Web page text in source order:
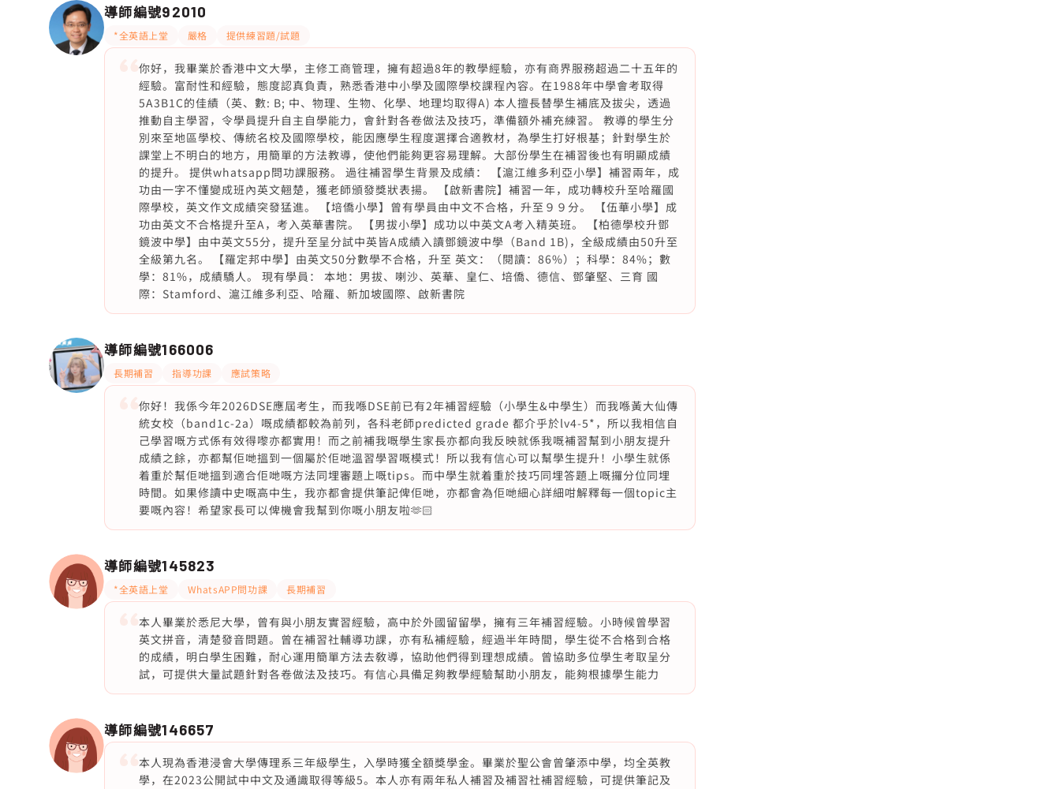
導師編號92010
*全英語上堂 嚴格 提供練習題/試題
你好，我畢業於香港中文大學，主修工商管理，擁有超過8年的教學經驗，亦有商界服務超過二十五年的
經驗。富耐性和經驗，態度認真負責，熟悉香港中小學及國際學校課程內容。在1988年中學會考取得
5A3B1C的佳績（英、數: B; 中、物理、生物、化學、地理均取得A) 本人擅長替學生補底及拔尖，透過
推動自主學習，令學員提升自主自學能力，會針對各卷做法及技巧，準備額外補充練習。 教導的學生分
別來至地區學校、傳統名校及國際學校，能因應學生程度選擇合適教材，為學生打好根基；針對學生於
課堂上不明白的地方，用簡單的方法教導，使他們能夠更容易理解。大部份學生在補習後也有明顯成績
的提升。 提供whatsapp問功課服務。 過往補習學生背景及成績： 【滬江維多利亞小學】補習兩年，成
功由一字不懂變成班內英文翹楚，獲老師頒發獎狀表揚。 【啟新書院】補習一年，成功轉校升至哈羅國
際學校，英文作文成績突發猛進。 【培僑小學】曾有學員由中文不合格，升至９９分。 【伍華小學】成
功由英文不合格提升至A，考入英華書院。 【男拔小學】成功以中英文A考入精英班。 【柏德學校升鄧
鏡波中學】由中英文55分，提升至呈分試中英皆A成績入讀鄧鏡波中學（Band 1B)，全級成績由50升至
全級第九名。 【羅定邦中學】由英文50分數學不合格，升至 英文：（閱讀：86%）；科學：84%；數
學：81%，成績驕人。 現有學員： 本地：男拔、喇沙、英華、皇仁、培僑、德信、鄧肇堅、三育 國
際：Stamford、滬江維多利亞、哈羅、新加坡國際、啟新書院
導師編號166006
長期補習 指導功課 應試策略
你好！我係今年2026DSE應屆考生，而我喺DSE前已有2年補習經驗（小學生&中學生）而我喺黃大仙傳
統女校（band1c-2a）嘅成績都較為前列，各科老師predicted grade 都介乎於lv4-5*，所以我相信自
己學習嘅方式係有效得嚟亦都實用！而之前補我嘅學生家長亦都向我反映就係我嘅補習幫到小朋友提升
成績之餘，亦都幫佢哋搵到一個屬於佢哋溫習學習嘅模式！所以我有信心可以幫學生提升！小學生就係
着重於幫佢哋搵到適合佢哋嘅方法同埋審題上嘅tips。而中學生就着重於技巧同埋答題上嘅攞分位同埋
時間。如果修讀中史嘅高中生，我亦都會提供筆記俾佢哋，亦都會為佢哋細心詳細咁解釋每一個topic主
要嘅內容！希望家長可以俾機會我幫到你嘅小朋友啦🫶🏻
導師編號145823
*全英語上堂 WhatsAPP問功課 長期補習
本人畢業於悉尼大學，曾有與小朋友實習經驗，高中於外國留留學，擁有三年補習經驗。小時候曾學習
英文拼音，清楚發音問題。曾在補習社輔導功課，亦有私補經驗，經過半年時間，學生從不合格到合格
的成績，明白學生困難，耐心運用簡單方法去敎導，協助他們得到理想成績。曾協助多位學生考取呈分
試，可提供大量試題針對各卷做法及技巧。有信心具備足夠教學經驗幫助小朋友，能夠根據學生能力
導師編號146657
本人現為香港浸會大學傳理系三年級學生，入學時獲全額獎學金。畢業於聖公會曾肇添中學，均全英教
學，在2023公開試中中文及通識取得等級5。本人亦有兩年私人補習及補習社補習經驗，可提供筆記及